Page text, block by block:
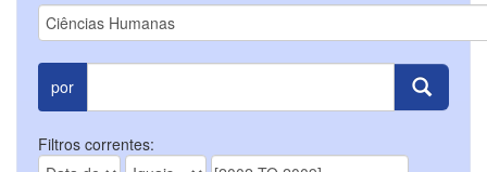
por
Filtros correntes: